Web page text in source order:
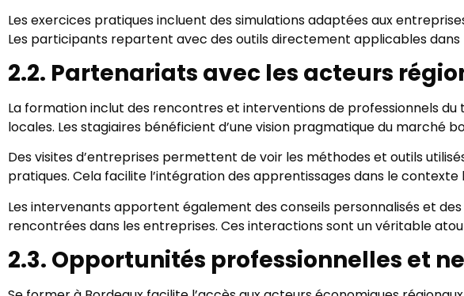
Les exercices pratiques incluent des simulations adaptées aux
Les participants repartent avec des outils directement applicables
2.2. Partenariats avec les acteurs
La formation inclut des rencontres et interventions de professionnels
locales. Les stagiaires bénéficient d’une vision pragmatique du marché
Des visites d’entreprises permettent de voir les méthodes et outils
pratiques. Cela facilite l’intégration des apprentissages dans le contexte
Les intervenants apportent également des conseils personnalisés et
rencontrées dans les entreprises. Ces interactions sont un véritable
2.3. Opportunités professionnelles et